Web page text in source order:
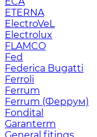
ETERNA
ElectroVeL
Electrolux
FLAMCO
Fed
Federica Bugatti
Ferroli
Ferrum
Ferrum (Феррум)
Fondital
Garanterm